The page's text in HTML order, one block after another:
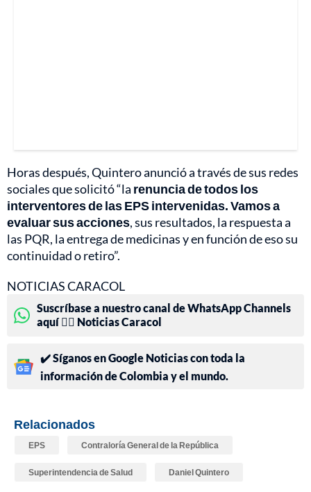
Horas después, Quintero anunció a través de sus redes
sociales que solicitó “la renuncia de todos los
interventores de las EPS intervenidas. Vamos a
evaluar sus acciones, sus resultados, la respuesta a
las PQR, la entrega de medicinas y en función de eso su
continuidad o retiro”.
NOTICIAS CARACOL
Suscríbase a nuestro canal de WhatsApp Channels
aquí 👉🏻 Noticias Caracol
✔️ Síganos en Google Noticias con toda la
información de Colombia y el mundo.
Relacionados
EPS Contraloría General de la República
Superintendencia de Salud Daniel Quintero